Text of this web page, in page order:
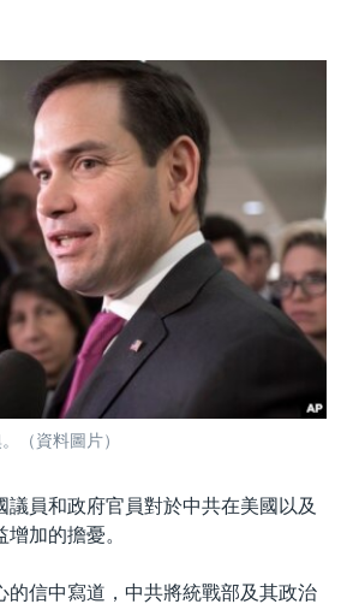
（資料圖片）
議員和政府官員對於中共在美國以及
加的擔憂。
的信中寫道，中共將統戰部及其政治